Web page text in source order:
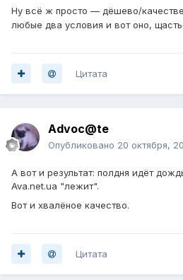
Ну всё ж просто — дёшево/
любые два условия и вот оно,
Цитата
Advoc@te
Опубликовано 20 октября,
А вот и результат: полдня идёт
Ava.net.ua "лежит".
Вот и хвалёное качество.
Цитата